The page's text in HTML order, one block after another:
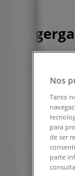
Nos
Tanto
para
de ser
parte